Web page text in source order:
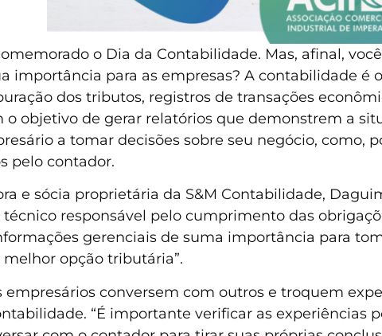
o Dia da Contabilidade. Mas, afinal,
importância para as empresas? A contabilidade
dos tributos, registros de transações
o objetivo de gerar relatórios que demonstrem a
a tomar decisões sobre seu negócio, como,
pelo contador.
e sócia proprietária da S&M Contabilidade,
responsável pelo cumprimento das
gerenciais de suma importância para
opção tributária”.
empresários conversem com outros e troquem
“É importante verificar as experiências